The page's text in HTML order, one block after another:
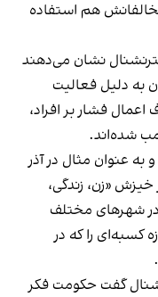
هم استفاده
نشان می‌دهند
به دلیل فعالیت
فشار بر افراد،
شده‌اند.
عنوان مثال در آذر
خیزش «زن، زندگی،
در شهرهای مختلف
کسبه‌ای را که در
گفت حکومت فکر